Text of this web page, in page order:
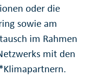
oder die
sowie am
im Rahmen
mit den